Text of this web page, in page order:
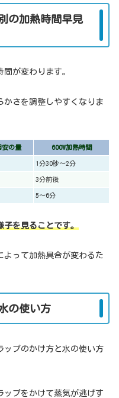
の加熱時間早見
が変わります。
かさを調整しやすくなりま
安の量 600W加熱時間
1分30秒〜2分
3分前後
5〜6分
子を見ることです。
よって加熱具合が変わるた
の使い方
ップのかけ方と水の使い方
ップをかけて蒸気が逃げす